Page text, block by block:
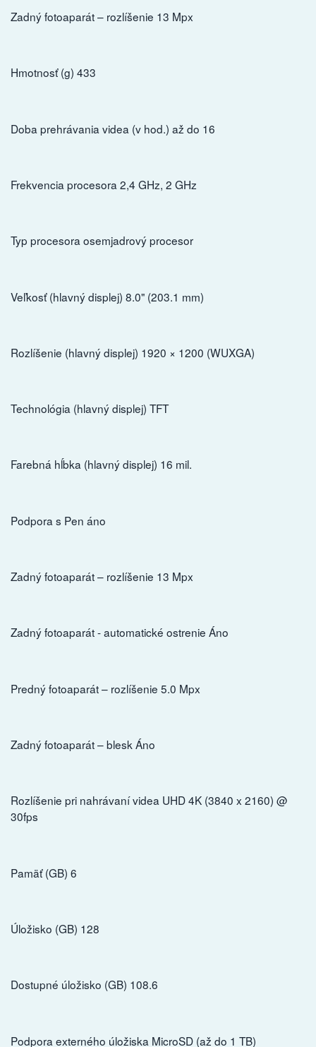
Zadný fotoaparát – rozlíšenie 13 Mpx
Hmotnosť (g) 433
Doba prehrávania videa (v hod.) až do 16
Frekvencia procesora 2,4 GHz, 2 GHz
Typ procesora osemjadrový procesor
Veľkosť (hlavný displej) 8.0" (203.1 mm)
Rozlíšenie (hlavný displej) 1920 × 1200 (WUXGA)
Technológia (hlavný displej) TFT
Farebná hĺbka (hlavný displej) 16 mil.
Podpora s Pen áno
Zadný fotoaparát – rozlíšenie 13 Mpx
Zadný fotoaparát - automatické ostrenie Áno
Predný fotoaparát – rozlíšenie 5.0 Mpx
Zadný fotoaparát – blesk Áno
Rozlíšenie pri nahrávaní videa UHD 4K (3840 x 2160) @
30fps
Pamäť (GB) 6
Úložisko (GB) 128
Dostupné úložisko (GB) 108.6
Podpora externého úložiska MicroSD (až do 1 TB)